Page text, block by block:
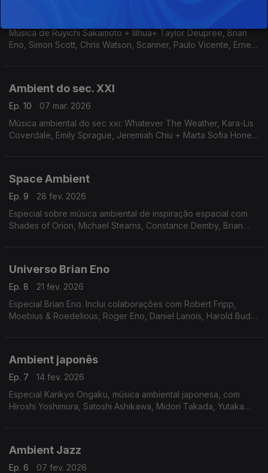
Música de Ruyichi Sakamoto + Illhua+ Taylor Deupree, Brian
Eno, Simon Scott, Chris Watson, Scanner, Paulo Vicente, Ernest
Ambient do sec. XXI
Ep. 10
07 mar. 2026
Música ambiental do sec xxi: Whatever The Weather, Kara-Lis
Coverdale, Emily Sprague, Jeremiah Chiu + Marta Sofia Honer,
Space Ambient
Ep. 9
28 fev. 2026
Especial sobre música ambiental de inspiração espacial com
Shades of Orion, Michael Stearns, Constance Demby, Brian
Universo Brian Eno
Ep. 8
21 fev. 2026
Especial Brian Eno. Inclui colaborações com Robert Fripp,
Moebius & Roedelious, Roger Eno, Daniel Lanois, Harold Budd,
Ambient japonês
Ep. 7
14 fev. 2026
Especial Kankyo Ongaku, música ambiental japonesa, com
Hiroshi Yoshimura, Satoshi Ashikawa, Midori Takada, Yutaka
Ambient Jazz
Ep. 6
07 fev. 2026